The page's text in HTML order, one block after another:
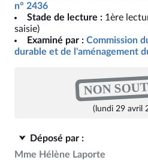
n° 2436
Stade de lecture : 1ère
saisie)
Examiné par : Commission
durable et de l'aménagement
NON
(lundi 29 avril
Déposé par :
Mme Hélène Laporte